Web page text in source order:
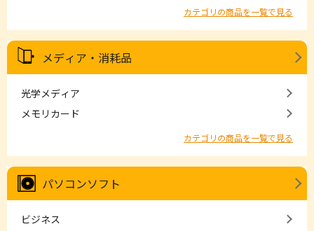
カテゴリの商品を一覧で見る
メディア・消耗品
光学メディア
メモリカード
カテゴリの商品を一覧で見る
パソコンソフト
ビジネス